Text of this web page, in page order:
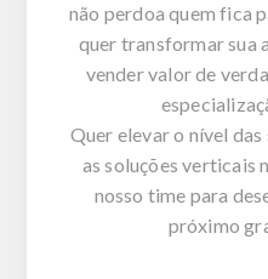
não perdoa quem fica
quer transformar sua
vender valor de
Quer elevar o nível
as soluções verticais
nosso time para
próximo